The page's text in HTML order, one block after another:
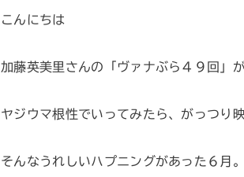
こんにちは
加藤英美里さんの「ヴァナぶら４９回」
ヤジウマ根性でいってみたら、がっつり
そんなうれしいハプニングがあった６月。